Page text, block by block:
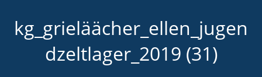
kg_grieläächer_ellen_jugen
dzeltlager_2019 (31)